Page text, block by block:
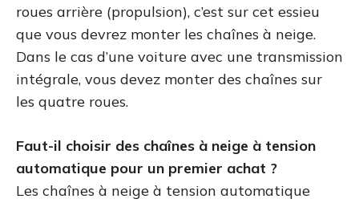
roues arrière (propulsion), c’est sur cet essieu
que vous devrez monter les chaînes à neige.
Dans le cas d’une voiture avec une transmission
intégrale, vous devez monter des chaînes sur
les quatre roues.
Faut-il choisir des chaînes à neige à tension
automatique pour un premier achat ?
Les chaînes à neige à tension automatique